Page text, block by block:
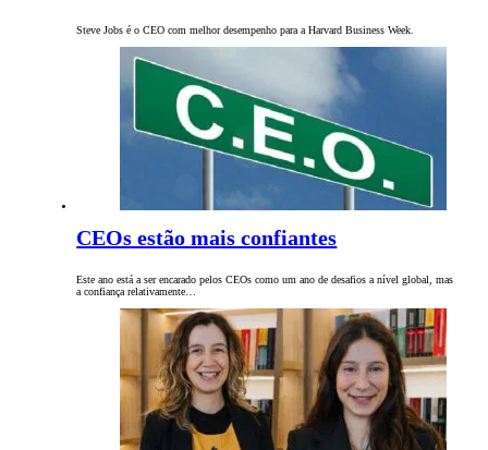
Steve Jobs é o CEO com melhor desempenho para a Harvard Business Week.
CEOs estão mais confiantes
Este ano está a ser encarado pelos CEOs como um ano de desafios a nível global, mas
a confiança relativamente…